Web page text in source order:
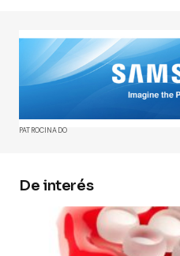
Tu dirección de correo
publicada.Los campos
marcados con*
Comment*
Your Name*
PATROCINADO
De interés